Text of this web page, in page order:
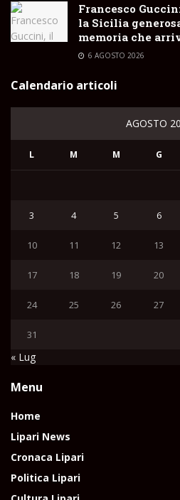
Francesco
la Sicilia
memoria che
6 AGOSTO 2026
Calendario articoli
AGOSTO
L M M G
3 4 5 6
10 11 12 13
17 18 19 20
24 25 26 27
31
« Lug
Menu
Home
Lipari News
Cronaca Lipari
Politica Lipari